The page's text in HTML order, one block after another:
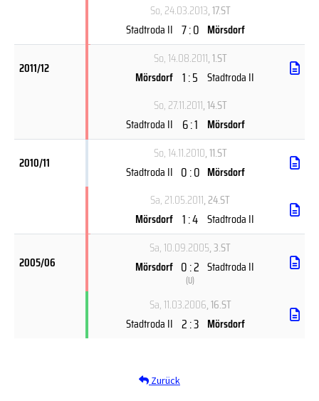
So, 24.03.2013, 17.ST
Stadtroda II 7 : 0 Mörsdorf
2011/12
So, 14.08.2011, 1.ST
Mörsdorf 1 : 5 Stadtroda II
So, 27.11.2011, 14.ST
Stadtroda II 6 : 1 Mörsdorf
2010/11
So, 14.11.2010, 11.ST
Stadtroda II 0 : 0 Mörsdorf
Sa, 21.05.2011, 24.ST
Mörsdorf 1 : 4 Stadtroda II
2005/06
Sa, 10.09.2005, 3.ST
Mörsdorf 0 : 2
(U)
Stadtroda II
Sa, 11.03.2006, 16.ST
Stadtroda II 2 : 3 Mörsdorf
Zurück